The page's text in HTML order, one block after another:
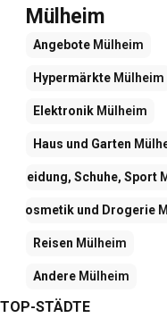
Mülheim
Angebote Mülheim
Hypermärkte Mülheim
Elektronik Mülheim
Haus und Garten
Kleidung, Schuhe, Sport
Kosmetik und Drogerie
Reisen Mülheim
Andere Mülheim
TOP-STÄDTE